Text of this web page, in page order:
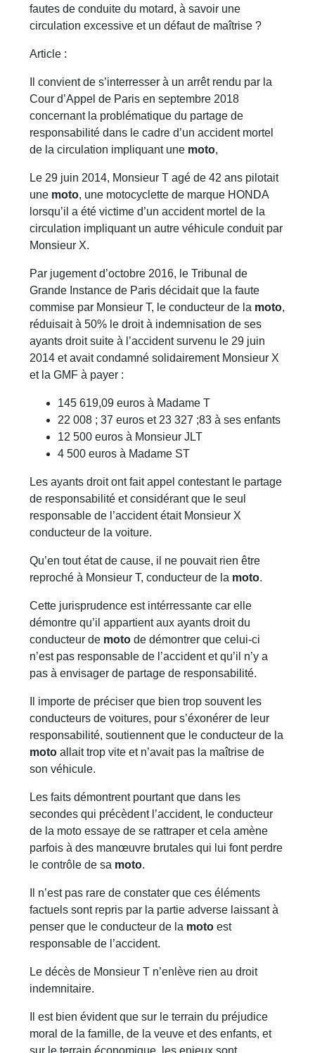
fautes de conduite du motard, à savoir une
circulation excessive et un défaut de maîtrise ?
Article :
Il convient de s’interresser à un arrêt rendu par la
Cour d’Appel de Paris en septembre 2018
concernant la problématique du partage de
responsabilité dans le cadre d’un accident mortel
de la circulation impliquant une moto,
Le 29 juin 2014, Monsieur T agé de 42 ans pilotait
une moto, une motocyclette de marque HONDA
lorsqu’il a été victime d’un accident mortel de la
circulation impliquant un autre véhicule conduit par
Monsieur X.
Par jugement d’octobre 2016, le Tribunal de
Grande Instance de Paris décidait que la faute
commise par Monsieur T, le conducteur de la moto,
réduisait à 50% le droit à indemnisation de ses
ayants droit suite à l’accident survenu le 29 juin
2014 et avait condamné solidairement Monsieur X
et la GMF à payer :
145 619,09 euros à Madame T
22 008 ; 37 euros et 23 327 ;83 à ses enfants
12 500 euros à Monsieur JLT
4 500 euros à Madame ST
Les ayants droit ont fait appel contestant le partage
de responsabilité et considérant que le seul
responsable de l’accident était Monsieur X
conducteur de la voiture.
Qu’en tout état de cause, il ne pouvait rien être
reproché à Monsieur T, conducteur de la moto.
Cette jurisprudence est intérressante car elle
démontre qu’il appartient aux ayants droit du
conducteur de moto de démontrer que celui-ci
n’est pas responsable de l’accident et qu’il n’y a
pas à envisager de partage de responsabilité.
Il importe de préciser que bien trop souvent les
conducteurs de voitures, pour s’éxonérer de leur
responsabilité, soutiennent que le conducteur de la
moto allait trop vite et n’avait pas la maîtrise de
son véhicule.
Les faits démontrent pourtant que dans les
secondes qui précèdent l’accident, le conducteur
de la moto essaye de se rattraper et cela amène
parfois à des manœuvre brutales qui lui font perdre
le contrôle de sa moto.
Il n’est pas rare de constater que ces éléments
factuels sont repris par la partie adverse laissant à
penser que le conducteur de la moto est
responsable de l’accident.
Le décès de Monsieur T n’enlève rien au droit
indemnitaire.
Il est bien évident que sur le terrain du préjudice
moral de la famille, de la veuve et des enfants, et